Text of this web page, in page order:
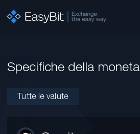
Specifiche della moneta
Tutte le valute